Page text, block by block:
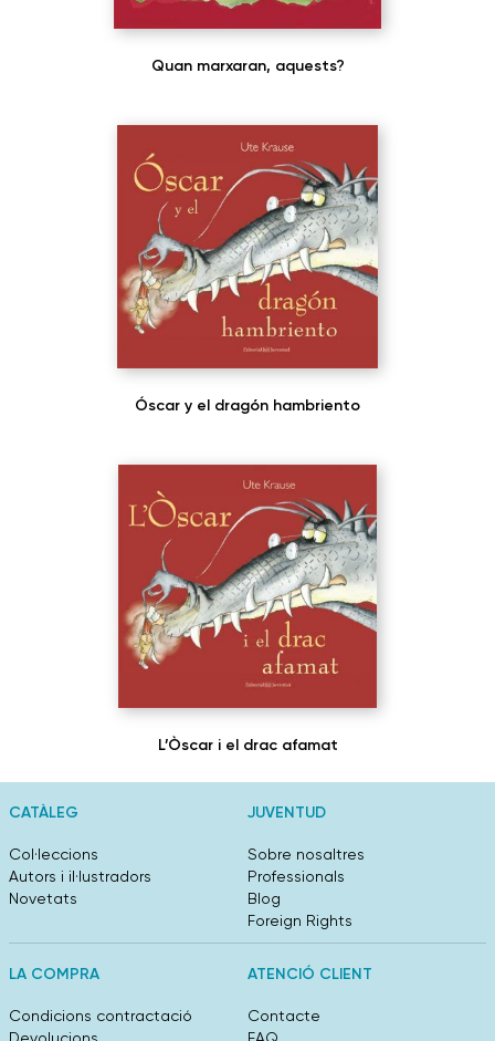
Quan marxaran, aquests?
Óscar y el dragón hambriento
L’Òscar i el drac afamat
CATÀLEG
Col·leccions
Autors i il·lustradors
Novetats
JUVENTUD
Sobre nosaltres
Professionals
Blog
Foreign Rights
LA COMPRA
Condicions contractació
ATENCIÓ CLIENT
Contacte